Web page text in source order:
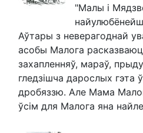
"Малы і
Аўтары з неверагоднай
асобы Малога
захапленняў, мараў,
гледзішча дарослых гэта
дробяззю. Але Мама
ўсім для Малога яна